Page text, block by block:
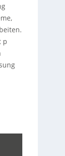
p